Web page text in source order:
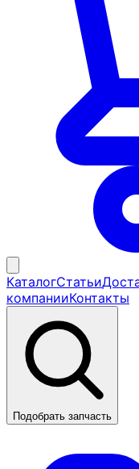
КаталогСтатьи
компанииКонтакты
Подобрать запчасть